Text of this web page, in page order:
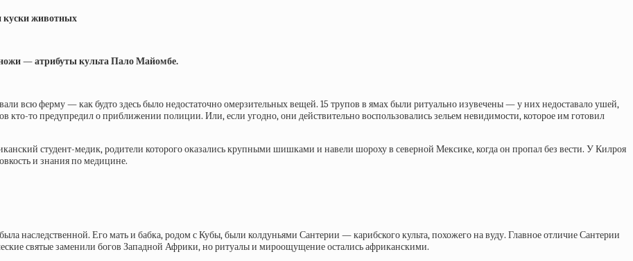
куски животных
— атрибуты культа Пало Майомбе.
всю ферму — как будто здесь было недостаточно омерзительных вещей. 15 трупов в ямах были ритуально изувечены — у них недоставало ушей,
кто-то предупредил о приближении полиции. Или, если угодно, они действительно воспользовались зельем невидимости, которое им готовил
студент-медик, родители которого оказались крупными шишками и навели шороху в северной Мексике, когда он пропал без вести. У Килроя
и знания по медицине.
наследственной. Его мать и бабка, родом с Кубы, были колдуньями Сантерии — карибского культа, похожего на вуду. Главное отличие Сантерии
святые заменили богов Западной Африки, но ритуалы и мироощущение остались африканскими.